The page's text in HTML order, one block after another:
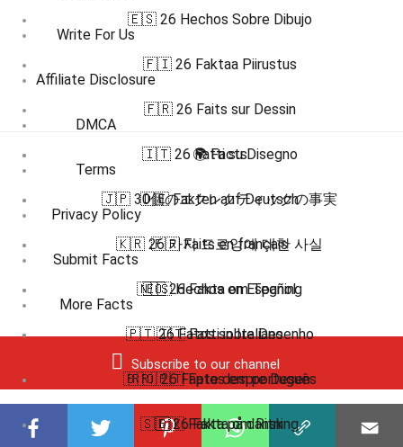
Write For Us
Affiliate Disclosure
DMCA
Terms
Privacy Policy
Submit Facts
More Facts
Subscribe to our channel
🇪🇸 26 Hechos Sobre Dibujo
🇫🇮 26 Faktaa Piirustus
🇫🇷 26 Faits sur Dessin
🇮🇹 26 Fatti su Disegno
🇯🇵 30個のエクレクティックの事実
🇰🇷 26 가지 드로잉에 대한 사실
🇳🇴 26 Fakta om Tegning
🇵🇹 26 Fatos sobre Desenho
🇷🇴 26 Fapte despre Desen
🇸🇪 26 Fakta om Ritning
🌍 Facts
🇩🇪 Fakten auf Deutsch
🇫🇷 Faits en français
🇪🇸 Hechos en Español
🇮🇹 Fatti in Italiano
🇧🇷 🇵🇹 Fatos em português
🇩🇰 Fakta på dansk